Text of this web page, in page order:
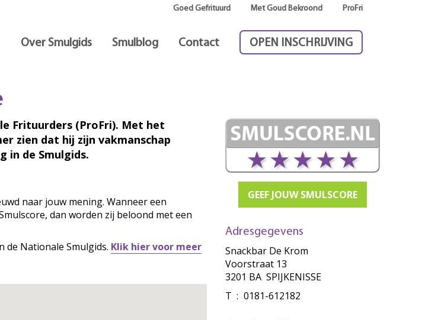
Goed Gefrituurd Met Goud Bekroond ProFri
Over Smulgids Smulblog Contact OPEN INSCHRIJVING
Frituurders (ProFri). Met het
zien dat hij zijn vakmanschap
in de Smulgids.
naar jouw mening. Wanneer een
dan worden zij beloond met een
de Nationale Smulgids. Klik hier voor meer
GEEF JOUW SMULSCORE
Adresgegevens
Snackbar De Krom
Voorstraat 13
3201 BA SPIJKENISSE
T : 0181-612182